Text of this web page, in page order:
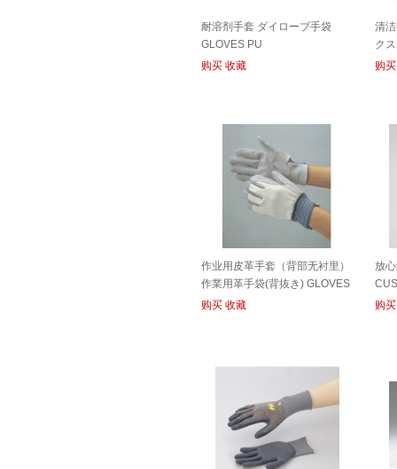
耐溶剂手套 ダイローブ手袋
GLOVES PU
购买 收藏
清
ク
购买
作业用皮革手套（背部无衬里）
作業用革手袋(背抜き) GLOVES
LEATHER
购买 收藏
放
购买